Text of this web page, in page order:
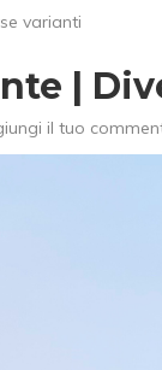
varianti
|
il tuo